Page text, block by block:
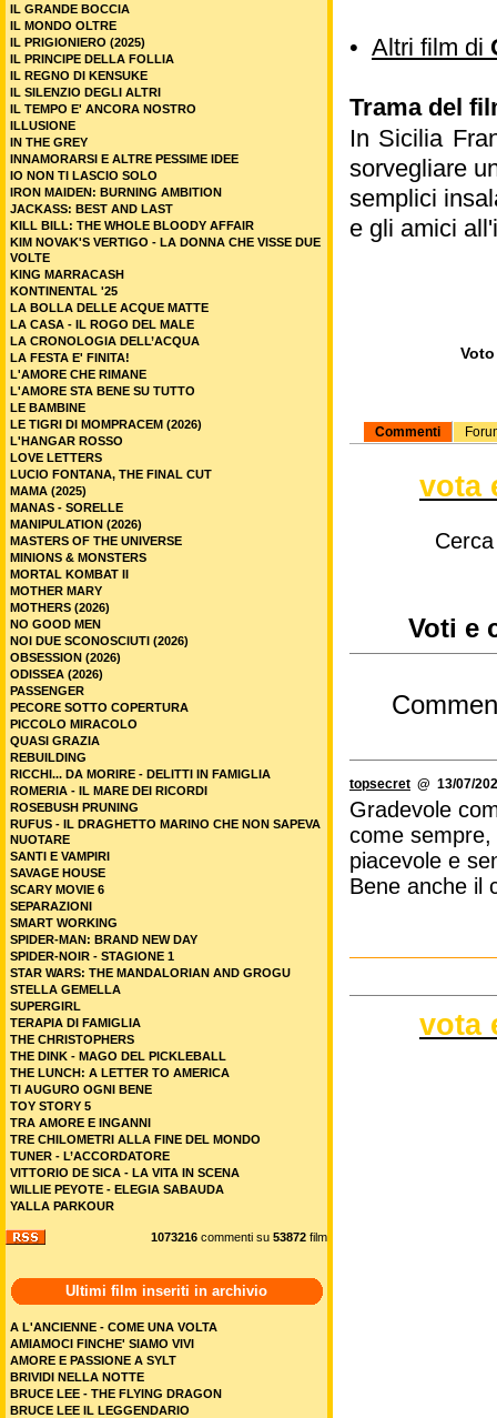
• Altri film di
Trama del
In Sicilia
sorvegliare
semplici
e gli amici
Commenti
vota
Voti e
topsecret @ 13/07/
Gradevole
come
piacevole e
Bene anche il
vota
IL GRANDE BOCCIA
IL MONDO OLTRE
IL PRIGIONIERO (2025)
IL PRINCIPE DELLA FOLLIA
IL REGNO DI KENSUKE
IL SILENZIO DEGLI ALTRI
IL TEMPO E' ANCORA NOSTRO
ILLUSIONE
IN THE GREY
INNAMORARSI E ALTRE PESSIME IDEE
IO NON TI LASCIO SOLO
IRON MAIDEN: BURNING AMBITION
JACKASS: BEST AND LAST
KILL BILL: THE WHOLE BLOODY AFFAIR
KIM NOVAK'S VERTIGO - LA DONNA CHE VISSE DUE
VOLTE
KING MARRACASH
KONTINENTAL '25
LA BOLLA DELLE ACQUE MATTE
LA CASA - IL ROGO DEL MALE
LA CRONOLOGIA DELL’ACQUA
LA FESTA E' FINITA!
L'AMORE CHE RIMANE
L'AMORE STA BENE SU TUTTO
LE BAMBINE
LE TIGRI DI MOMPRACEM (2026)
L'HANGAR ROSSO
LOVE LETTERS
LUCIO FONTANA, THE FINAL CUT
MAMA (2025)
MANAS - SORELLE
MANIPULATION (2026)
MASTERS OF THE UNIVERSE
MINIONS & MONSTERS
MORTAL KOMBAT II
MOTHER MARY
MOTHERS (2026)
NO GOOD MEN
NOI DUE SCONOSCIUTI (2026)
OBSESSION (2026)
ODISSEA (2026)
PASSENGER
PECORE SOTTO COPERTURA
PICCOLO MIRACOLO
QUASI GRAZIA
REBUILDING
RICCHI... DA MORIRE - DELITTI IN FAMIGLIA
ROMERIA - IL MARE DEI RICORDI
ROSEBUSH PRUNING
RUFUS - IL DRAGHETTO MARINO CHE NON SAPEVA
NUOTARE
SANTI E VAMPIRI
SAVAGE HOUSE
SCARY MOVIE 6
SEPARAZIONI
SMART WORKING
SPIDER-MAN: BRAND NEW DAY
SPIDER-NOIR - STAGIONE 1
STAR WARS: THE MANDALORIAN AND GROGU
STELLA GEMELLA
SUPERGIRL
TERAPIA DI FAMIGLIA
THE CHRISTOPHERS
THE DINK - MAGO DEL PICKLEBALL
THE LUNCH: A LETTER TO AMERICA
TI AUGURO OGNI BENE
TOY STORY 5
TRA AMORE E INGANNI
TRE CHILOMETRI ALLA FINE DEL MONDO
TUNER - L’ACCORDATORE
VITTORIO DE SICA - LA VITA IN SCENA
WILLIE PEYOTE - ELEGIA SABAUDA
YALLA PARKOUR
1073216 commenti su 53872 film
Ultimi film inseriti in archivio
A L'ANCIENNE - COME UNA VOLTA
AMIAMOCI FINCHE' SIAMO VIVI
AMORE E PASSIONE A SYLT
BRIVIDI NELLA NOTTE
BRUCE LEE - THE FLYING DRAGON
BRUCE LEE IL LEGGENDARIO